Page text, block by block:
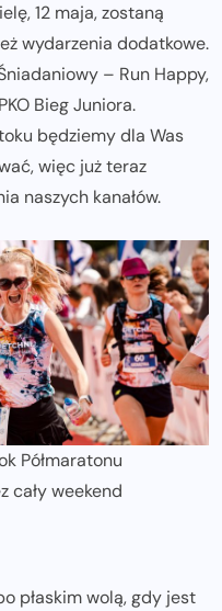
12 maja, zostaną
wydarzenia dodatkowe.
– Run Happy,
Bieg Juniora.
będziemy dla Was
więc już teraz
naszych kanałów.
Półmaratonu
cały weekend
płaskim wolą, gdy jest